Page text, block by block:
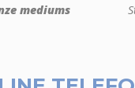
mediums